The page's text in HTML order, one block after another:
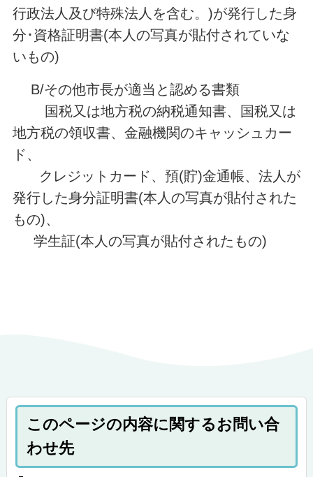
行政法人及び特殊法人を含む。)が発行した身
分･資格証明書(本人の写真が貼付されていな
いもの)
B/その他市長が適当と認める書類
国税又は地方税の納税通知書、国税又は
地方税の領収書、金融機関のキャッシュカー
ド、
クレジットカード、預(貯)金通帳、法人が
発行した身分証明書(本人の写真が貼付された
もの)、
学生証(本人の写真が貼付されたもの)
このページの内容に関するお問い合
わせ先